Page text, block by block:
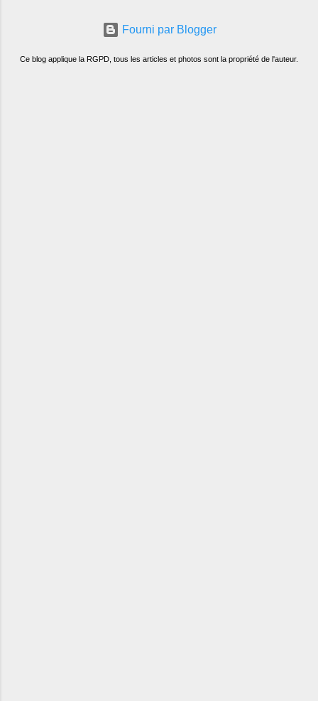
Fourni par Blogger
Ce blog applique la RGPD, tous les articles et photos sont la propriété de l'auteur.